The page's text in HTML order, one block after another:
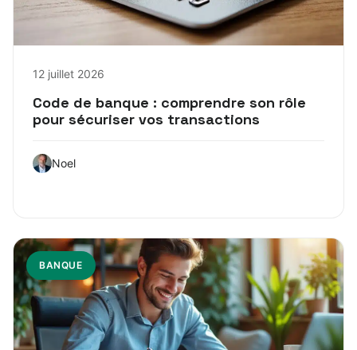
12 juillet 2026
Code de banque : comprendre son rôle
pour sécuriser vos transactions
Noel
BANQUE